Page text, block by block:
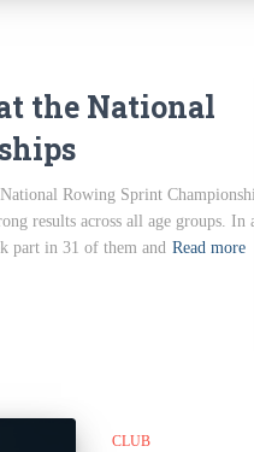
the National
Rowing Sprint
results across all age groups. In
part in 31 of them and Read more
CLUB